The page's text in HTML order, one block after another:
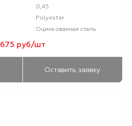
0,45
Polyester
Оцинкованная сталь
675 руб/шт
Оставить заявку